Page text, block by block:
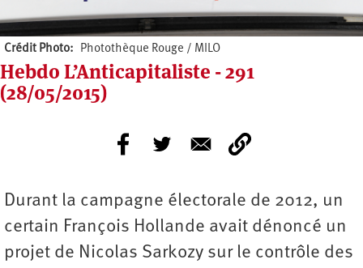
Crédit Photo Photothèque Rouge / MILO
Hebdo L’Anticapitaliste - 291
(28/05/2015)
Durant la campagne électorale de 2012, un
certain François Hollande avait dénoncé un
projet de Nicolas Sarkozy sur le contrôle des